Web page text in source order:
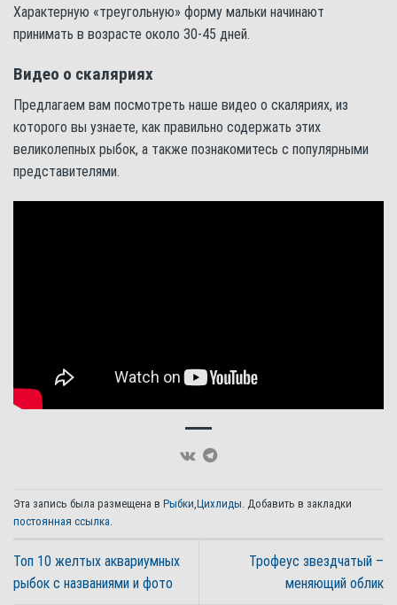
Характерную «треугольную» форму мальки начинают
принимать в возрасте около 30-45 дней.
Видео о скаляриях
Предлагаем вам посмотреть наше видео о скаляриях, из
которого вы узнаете, как правильно содержать этих
великолепных рыбок, а также познакомитесь с популярными
представителями.
Эта запись была размещена в Рыбки,Цихлиды. Добавить в закладки
постоянная ссылка.
Топ 10 желтых аквариумных
рыбок с названиями и фото
Трофеус звездчатый –
меняющий облик